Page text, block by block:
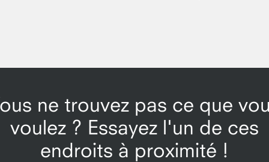
ne trouvez pas ce que
voulez ? Essayez l'un de ces
endroits à proximité !